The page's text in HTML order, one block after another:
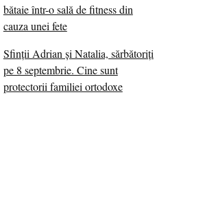
bătaie într-o sală de fitness din
cauza unei fete
Sfinții Adrian și Natalia, sărbătoriți
pe 8 septembrie. Cine sunt
protectorii familiei ortodoxe